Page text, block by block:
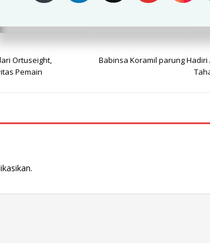
Ortuseight,
Pemain
Babinsa Koramil parung Hadiri